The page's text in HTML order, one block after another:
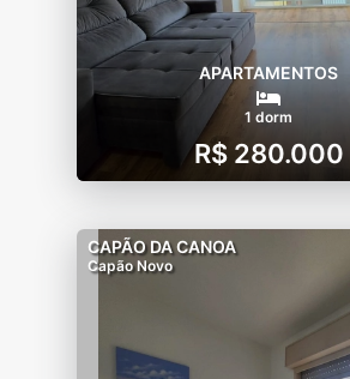
APARTAMENTOS
1 dorm
R$ 280.000
CAPÃO DA CANOA
Capão Novo